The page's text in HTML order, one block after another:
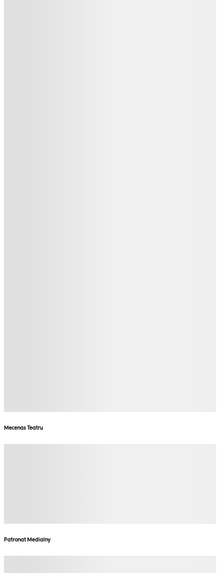
Mecenas Teatru
Patronat Medialny